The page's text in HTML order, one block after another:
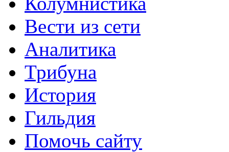
Вести из сети
Аналитика
Трибуна
История
Гильдия
Помочь сайту